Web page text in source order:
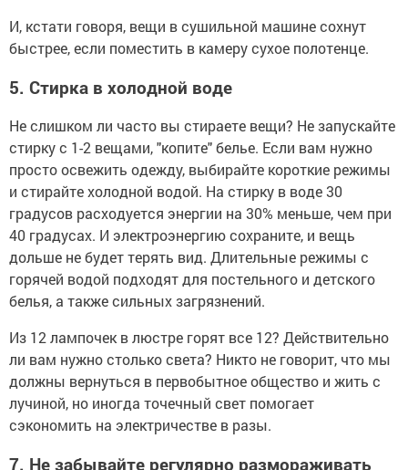
И, кстати говоря, вещи в сушильной машине сохнут
быстрее, если поместить в камеру сухое полотенце.
5. Стирка в холодной воде
Не слишком ли часто вы стираете вещи? Не запускайте
стирку с 1-2 вещами, "копите" белье. Если вам нужно
просто освежить одежду, выбирайте короткие режимы
и стирайте холодной водой. На стирку в воде 30
градусов расходуется энергии на 30% меньше, чем при
40 градусах. И электроэнергию сохраните, и вещь
дольше не будет терять вид. Длительные режимы с
горячей водой подходят для постельного и детского
белья, а также сильных загрязнений.
Из 12 лампочек в люстре горят все 12? Действительно
ли вам нужно столько света? Никто не говорит, что мы
должны вернуться в первобытное общество и жить с
лучиной, но иногда точечный свет помогает
сэкономить на электричестве в разы.
7. Не забывайте регулярно размораживать